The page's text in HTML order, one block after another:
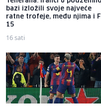
bazi izložili svoje najveće
ratne trofeje, među njima i
15
16 sati